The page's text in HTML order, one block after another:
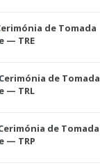
de Tomada
— TRE
Cerimónia de Tomada
— TRL
de Tomada
— TRP